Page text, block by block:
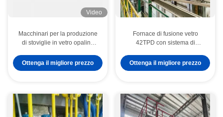
Video
Macchinari per la produzione
di stoviglie in vetro opalino
Ottenga il migliore prezzo
Fornace di fusione vetro
42TPD con sistema di
produzione di vetro per
stoviglie
Ottenga il migliore prezzo